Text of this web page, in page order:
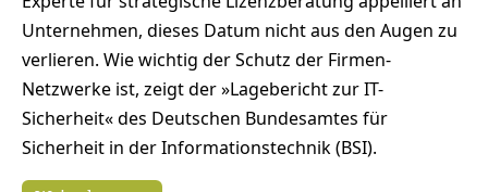
Unternehmen, dieses Datum nicht aus den Augen zu
verlieren. Wie wichtig der Schutz der Firmen-
Netzwerke ist, zeigt der »Lagebericht zur IT-
Sicherheit« des Deutschen Bundesamtes für
Sicherheit in der Informationstechnik (BSI).